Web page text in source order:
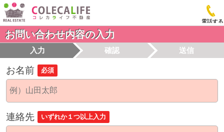
電話する
お問い合わせ内容の入力
入力 確認 送信
お名前 必須
連絡先 いずれか１つ以上入力